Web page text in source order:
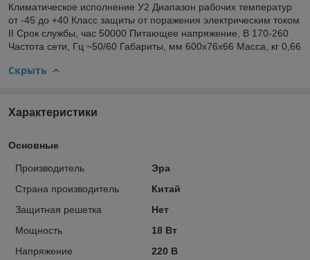
Климатическое исполнение У2 Диапазон рабочих температур
от -45 до +40 Класс защиты от поражения электрическим током
II Срок службы, час 50000 Питающее напряжение, В 170-260
Частота сети, Гц ~50/60 Габариты, мм 600х76х66 Масса, кг 0,66
Скрыть
Характеристики
Основные
Производитель
Эра
Страна производитель
Китай
Защитная решетка
Нет
Мощность
18 Вт
Напряжение
220 В